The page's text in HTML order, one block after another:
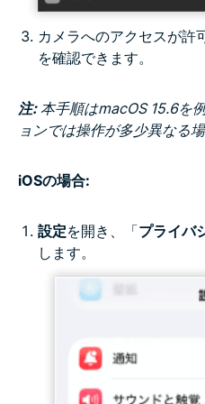
カメラへのアクセスが許
を確認できます。
注: 本手順はmacOS 15.6を
ョンでは操作が多少異なる
iOSの場合:
設定を開き、「プライバ
します。